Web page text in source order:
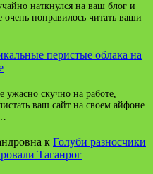
наткнулся на ваш блог и
очень понравилось читать ваши
перистые облака на
скучно на работе,
ваш сайт на своем айфоне
к Голуби разносчики
Таганрог